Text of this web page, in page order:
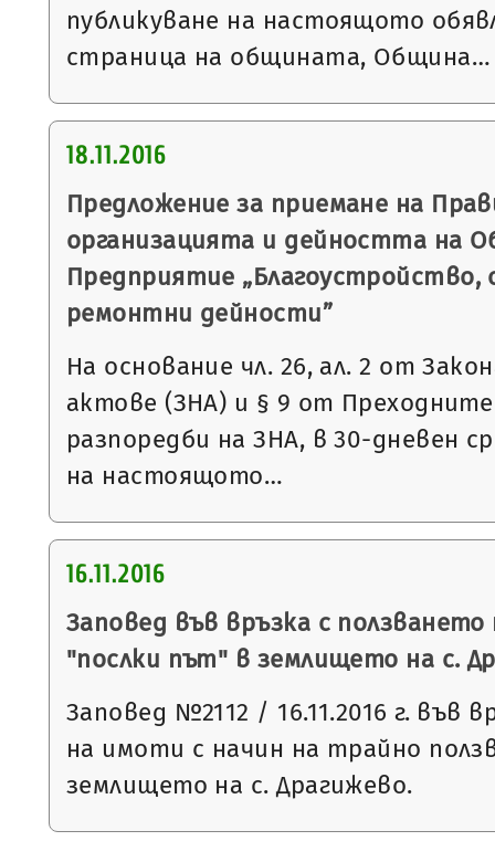
публикуване на настоящото
страница на общината, Община…
18.11.2016
Предложение за приемане на
организацията и дейността на
Предприятие „Благоустройство,
ремонтни дейности”
На основание чл. 26, ал. 2 от
актове (ЗНА) и § 9 от
разпоредби на ЗНА, в 30-дневен
на настоящото…
16.11.2016
Заповед във връзка с
"послки път" в землището на с.
Заповед №2112 / 16.11.2016 г. във
на имоти с начин на трайно
землището на с. Драгижево.